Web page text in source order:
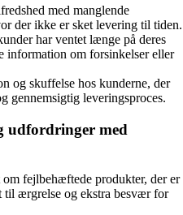
med manglende
der ikke er sket levering til tiden.
har ventet længe på deres
information om forsinkelser eller
og skuffelse hos kunderne, der
gennemsigtig leveringsproces.
udfordringer med
fejlbehæftede produkter, der er
ærgrelse og ekstra besvær for